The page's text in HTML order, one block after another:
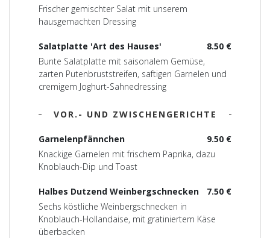
Frischer gemischter Salat mit unserem
hausgemachten Dressing
8.50 €
Salatplatte 'Art des Hauses'
Bunte Salatplatte mit saisonalem Gemüse,
zarten Putenbruststreifen, saftigen Garnelen und
cremigem Joghurt-Sahnedressing
VOR.- UND ZWISCHENGERICHTE
9.50 €
Garnelenpfännchen
Knackige Garnelen mit frischem Paprika, dazu
Knoblauch-Dip und Toast
7.50 €
Halbes Dutzend Weinbergschnecken
Sechs köstliche Weinbergschnecken in
Knoblauch-Hollandaise, mit gratiniertem Käse
überbacken